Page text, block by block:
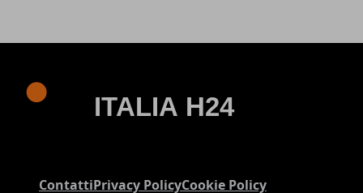
ContattiPrivacy PolicyCookie Policy